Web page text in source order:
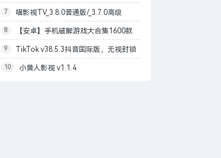
装版）
7 喵影视TV_3.8.0普通版/_3.7.0高级
版/4.X低版本完美适配/内置源/4K超清
8 【安卓】手机破解游戏大合集1600款
自购分享
9 TikTok v38.5.3抖音国际版，无视封锁
和下载限制，免拔卡[1月27更新]
10 小黄人影视 v1.1.4